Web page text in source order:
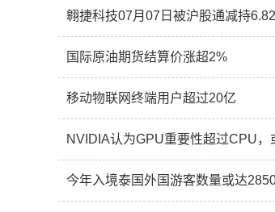
翱捷科技07月07日被沪股通减持
国际原油期货结算价涨超2%
移动物联网终端用户超过20亿
NVIDIA认为GPU重要性超过CPU，
今年入境泰国外国游客数量或达